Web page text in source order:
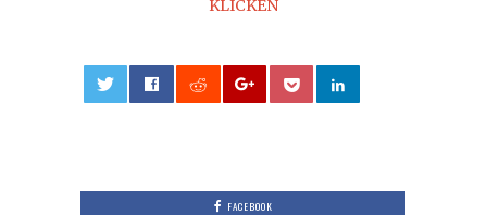
KLICKEN
FACEBOOK